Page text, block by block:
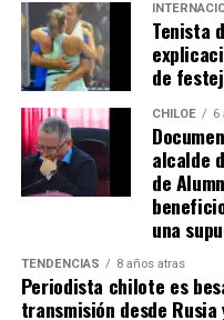
Actualmente, Gómez se
realizando trámites y
distintos medios de
una fecha exacta para su
se administra el
realizarlo «a mediados
Cabe destacar que,
por ende, la meta se
redes sociales, eventos a
Tenista
de
CHILOE 6
alcalde
de
una
TENDENCIAS 8 años atras
Periodista chilote es
transmisión desde Rusia